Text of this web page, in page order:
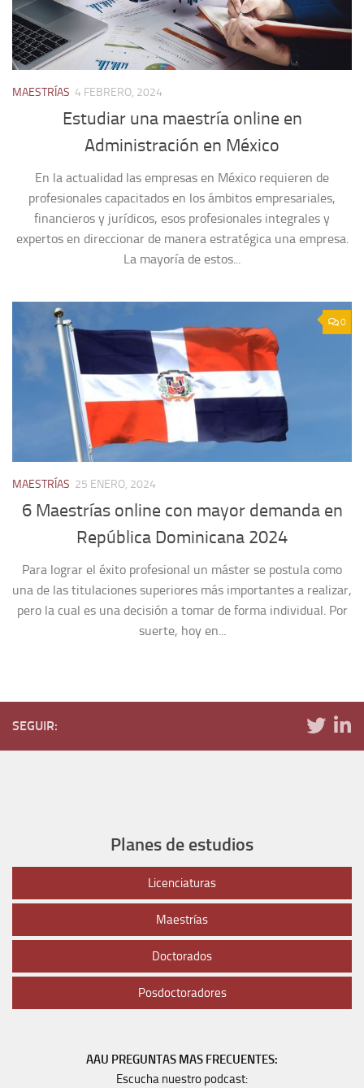
MAESTRÍAS 4 FEBRERO, 2024
Estudiar una maestría online en
Administración en México
En la actualidad las empresas en México requieren de
profesionales capacitados en los ámbitos empresariales,
financieros y jurídicos, esos profesionales integrales y
expertos en direccionar de manera estratégica una empresa.
La mayoría de estos...
0
MAESTRÍAS 25 ENERO, 2024
6 Maestrías online con mayor demanda en
República Dominicana 2024
Para lograr el éxito profesional un máster se postula como
una de las titulaciones superiores más importantes a realizar,
pero la cual es una decisión a tomar de forma individual. Por
suerte, hoy en...
SEGUIR:
Planes de estudios
Licenciaturas
Maestrías
Doctorados
Posdoctoradores
AAU PREGUNTAS MAS FRECUENTES:
Escucha nuestro podcast: